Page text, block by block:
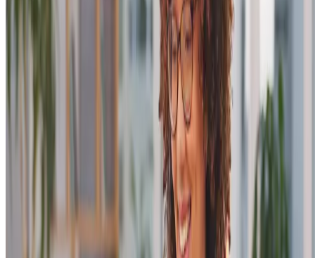
Com essas estratégias, você pode definir diferentes perfis de público
com base em características específicas, como interesses, idade ou até
. Assim, há um impacto direto nos
resultados: ao focar em quem realmente tem potencial, você aumenta
as chances de conversão, reduz o custo por clique (CPC) e otimiza o
Quais estratégias podem ser adotadas no
seu negócio?
Agora que você já sabe por que a segmentação é tão importante,
vamos falar sobre como aplicar isso, na prática. Existem diversas
estratégias de segmentação que podem ser adaptadas ao seu negócio
para que seus anúncios realmente cheguem ao público certo.
Uso de ferramentas para análise de dados